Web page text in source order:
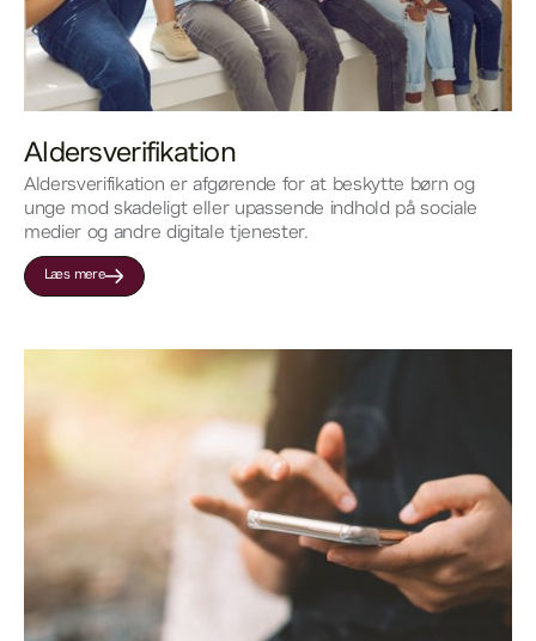
Aldersverifikation
Aldersverifikation er afgørende for at beskytte børn og
unge mod skadeligt eller upassende indhold på sociale
medier og andre digitale tjenester.
Læs mere